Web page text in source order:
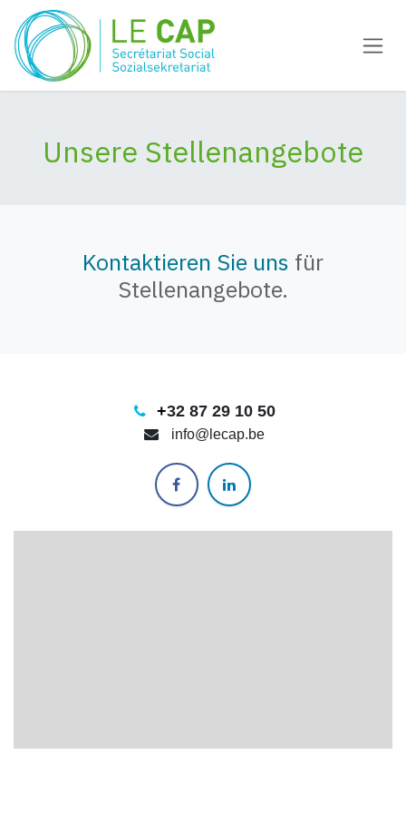
Zum Inhalt springen
Unsere Stellenangebote
Kontaktieren Sie uns für
Stellenangebote.
+32 87 29 10 50
info@lecap.be